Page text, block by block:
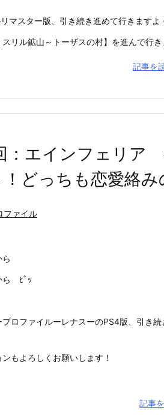
マスター版、引き続き進めて行きます
リル鉱山～トーザスの村】を進んで行き
記事を
：エインフェリア
どっちも恋愛絡
ファイル
ﾋﾟｯ
プロファイルーレナスーのPS4版、引き
もよろしくお願いします！
記事